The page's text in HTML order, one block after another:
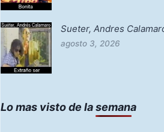
Sueter, Andres
agosto 3, 2026
Lo mas visto de la semana